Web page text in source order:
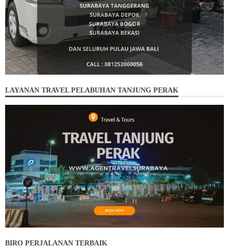
LAYANAN TRAVEL PELABUHAN TANJUNG PERAK
BIRO PERJALANAN TERBAIK